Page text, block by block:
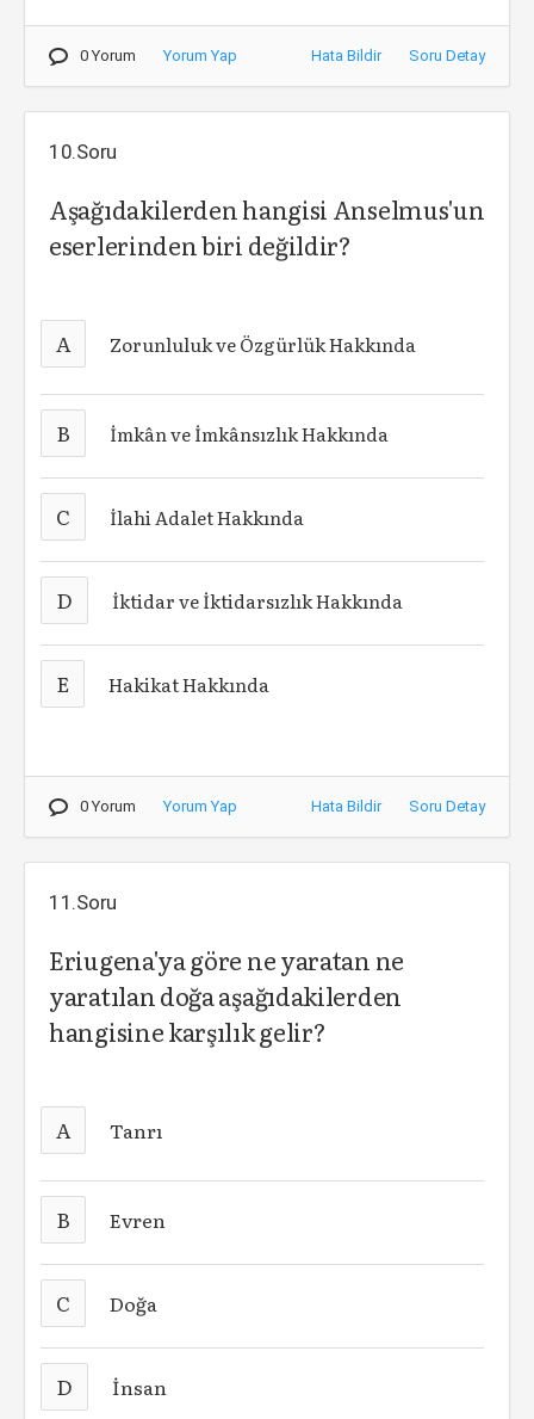
0 Yorum Yorum Yap Hata Bildir Soru Detay
10.Soru
Aşağıdakilerden hangisi Anselmus'un
eserlerinden biri değildir?
A Zorunluluk ve Özgürlük Hakkında
B İmkân ve İmkânsızlık Hakkında
C İlahi Adalet Hakkında
D İktidar ve İktidarsızlık Hakkında
E Hakikat Hakkında
0 Yorum Yorum Yap Hata Bildir Soru Detay
11.Soru
Eriugena'ya göre ne yaratan ne
yaratılan doğa aşağıdakilerden
hangisine karşılık gelir?
A Tanrı
B Evren
C Doğa
D İnsan